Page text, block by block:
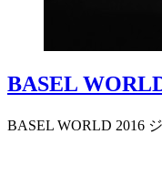
BASEL
BASEL WORLD 2016